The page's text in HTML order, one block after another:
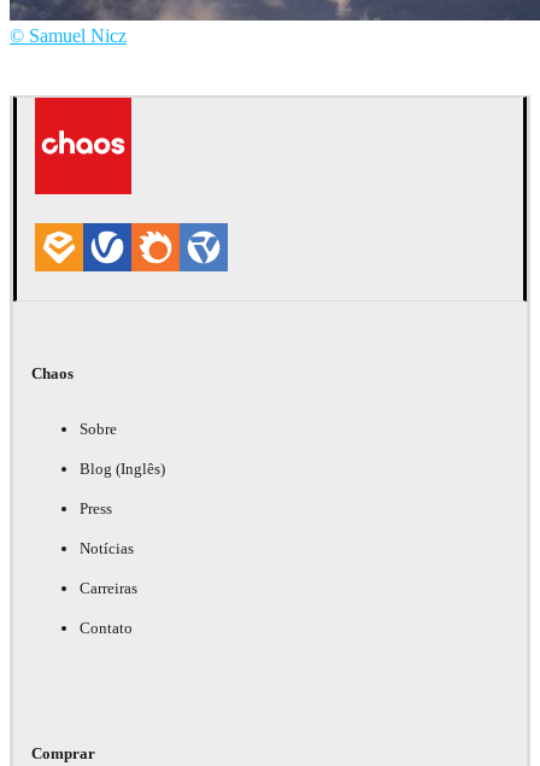
© Samuel Nicz
Chaos
Sobre
Blog (Inglês)
Press
Notícias
Carreiras
Contato
Comprar